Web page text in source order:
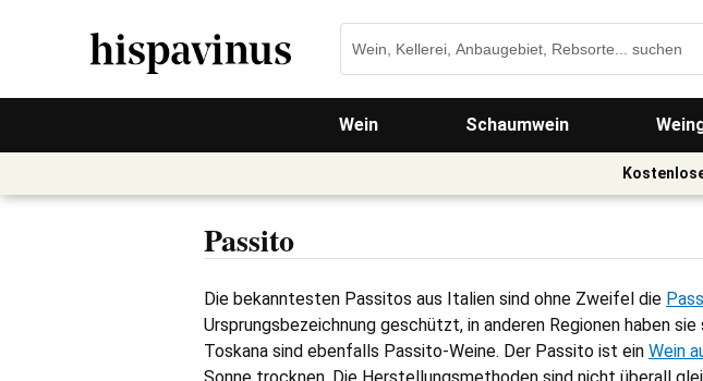
Wein Schaumwein
Passito
Die bekanntesten Passitos aus Italien sind ohne Zweifel die
Ursprungsbezeichnung geschützt, in anderen Regionen haben sie
Toskana sind ebenfalls Passito-Weine. Der Passito ist ein Wein